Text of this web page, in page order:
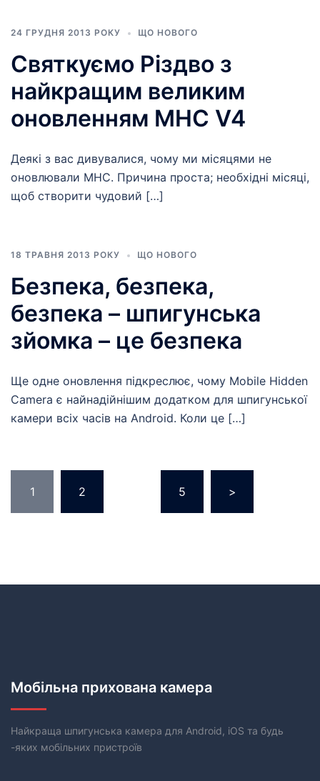
24 ГРУДНЯ 2013 РОКУ ЩО НОВОГО
Святкуємо Різдво з
найкращим великим
оновленням MHC V4
Деякі з вас дивувалися, чому ми місяцями не
оновлювали MHC. Причина проста; необхідні місяці,
щоб створити чудовий […]
18 ТРАВНЯ 2013 РОКУ ЩО НОВОГО
Безпека, безпека,
безпека – шпигунська
зйомка – це безпека
Ще одне оновлення підкреслює, чому Mobile Hidden
Camera є найнадійнішим додатком для шпигунської
камери всіх часів на Android. Коли це […]
1 2 5 >
Мобільна прихована камера
Найкраща шпигунська камера для Android, iOS та будь
-яких мобільних пристроїв